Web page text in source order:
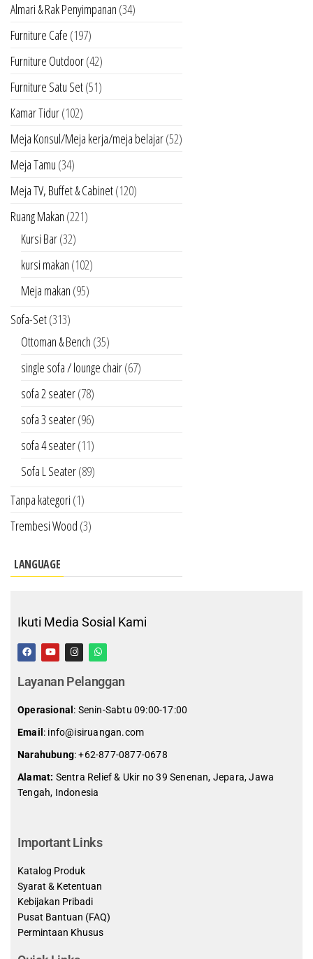
Almari & Rak Penyimpanan (34)
Furniture Cafe (197)
Furniture Outdoor(42)
Furniture Satu Set(51)
Kamar Tidur(102)
Meja Konsul/Meja kerja/meja belajar(52)
Meja Tamu (34)
Meja TV, Buffet & Cabinet(120)
Ruang Makan (221)
Kursi Bar(32)
kursi makan (102)
Meja makan (95)
Sofa-Set(313)
Ottoman & Bench (35)
single sofa / lounge chair(67)
sofa 2 seater(78)
sofa 3 seater(96)
sofa 4 seater(11)
Sofa L Seater(89)
Tanpa kategori (1)
Trembesi Wood (3)
LANGUAGE
Ikuti Media Sosial Kami
Layanan Pelanggan
Operasional : Senin-Sabtu 09:00-17:00
Email : info@isiruangan.com
Narahubung:+62-877-0877-0678
Alamat: Sentra Relief & Ukir no 39 Senenan, Jepara, Jawa
Tengah, Indonesia
Important Links
Katalog Produk
Syarat & Ketentuan
Kebijakan Pribadi
Pusat Bantuan (FAQ)
Permintaan Khusus